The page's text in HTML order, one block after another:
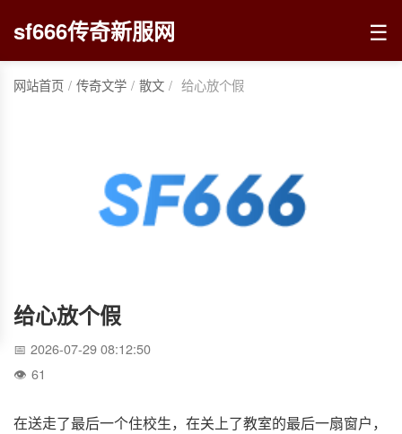
sf666传奇新服网 ☰
网站首页 / 传奇文学 / 散文 / 给心放个假
给心放个假
2026-07-29 08:12:50
61
在送走了最后一个住校生，在关上了教室的最后一扇窗户，